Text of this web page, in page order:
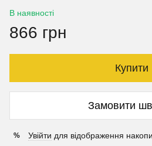
В наявності
866 грн
Купити
Замовити
% Увійти для відображення